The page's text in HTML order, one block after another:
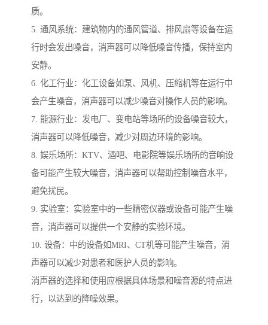
质。
5. 通风系统：建筑物内的通风管道、排风扇等设备在运
行时会发出噪音，消声器可以降低噪音传播，保持室内
安静。
6. 化工行业：化工设备如泵、风机、压缩机等在运行中
会产生噪音，消声器可以减少噪音对操作人员的影响。
7. 能源行业：发电厂、变电站等场所的设备噪音较大，
消声器可以降低噪音，减少对周边环境的影响。
8. 娱乐场所：KTV、酒吧、电影院等娱乐场所的音响设
备可能产生较大噪音，消声器可以帮助控制噪音水平，
避免扰民。
9. 实验室：实验室中的一些精密仪器或设备可能产生噪
音，消声器可以提供一个安静的实验环境。
10. 设备：中的设备如MRI、CT机等可能产生噪音，消
声器可以减少对患者和医护人员的影响。
消声器的选择和使用应根据具体场景和噪音源的特点进
行，以达到的降噪效果。